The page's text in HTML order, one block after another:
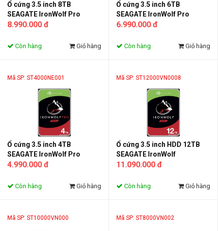
Ổ cứng 3.5 inch 8TB
SEAGATE IronWolf Pro
ST8000NE001
8.990.000 đ
Còn hàng Giỏ hàng
Ổ cứng 3.5 inch 6TB
SEAGATE IronWolf Pro
ST6000NE000
6.990.000 đ
Còn hàng Giỏ hàng
Mã SP: ST4000NE001
Ổ cứng 3.5 inch 4TB
SEAGATE IronWolf Pro
ST4000NE001
4.990.000 đ
Còn hàng Giỏ hàng
Mã SP: ST12000VN0008
Ổ cứng 3.5 inch HDD 12TB
SEAGATE IronWolf
ST12000VN0008
11.090.000 đ
Còn hàng Giỏ hàng
Mã SP: ST10000VN000 Mã SP: ST8000VN002